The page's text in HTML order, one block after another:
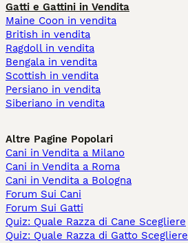
Gatti e Gattini in Vendita
Maine Coon in vendita
British in vendita
Ragdoll in vendita
Bengala in vendita
Scottish in vendita
Persiano in vendita
Siberiano in vendita
Altre Pagine Popolari
Cani in Vendita a Milano
Cani in Vendita a Roma
Cani in Vendita a Bologna
Forum Sui Cani
Forum Sui Gatti
Quiz: Quale Razza di Cane Scegliere
Quiz: Quale Razza di Gatto Scegliere